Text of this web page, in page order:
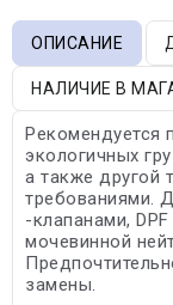
ОПИСАНИЕ
НАЛИЧИЕ В
Рекомендуется
экологичных
а также другой
требованиями.
-клапанами,
мочевинной
замены.